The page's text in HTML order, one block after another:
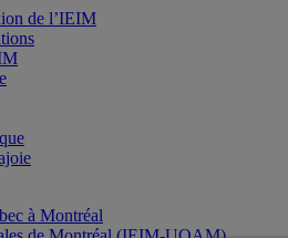
de l’IEIM
à Montréal